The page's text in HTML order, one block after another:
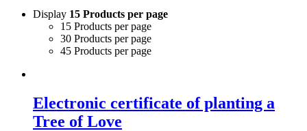
Display 15 Products per page
15 Products per page
30 Products per page
45 Products per page
Electronic certificate of planting a
Tree of Love